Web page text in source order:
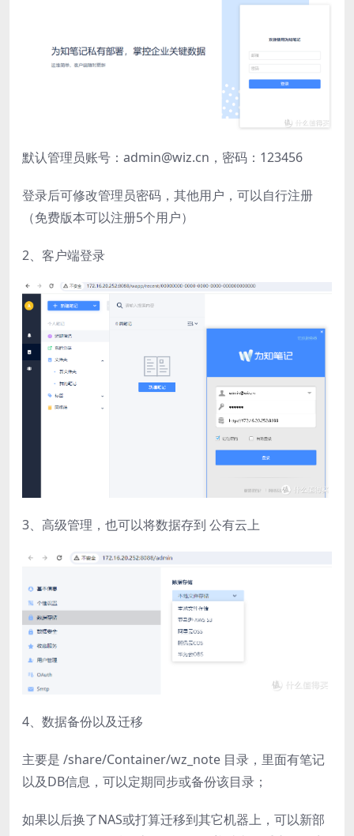
默认管理员账号：admin@wiz.cn，密码：123456
登录后可修改管理员密码，其他用户，可以自行注册
（免费版本可以注册5个用户）
2、客户端登录
3、高级管理，也可以将数据存到 公有云上
4、数据备份以及迁移
主要是 /share/Container/wz_note 目录，里面有笔记
以及DB信息，可以定期同步或备份该目录；
如果以后换了NAS或打算迁移到其它机器上，可以新部